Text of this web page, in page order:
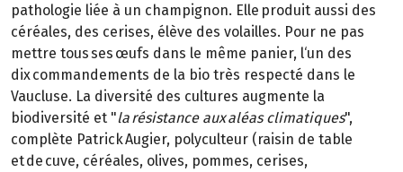
pathologie liée à un champignon. Elle produit aussi des
céréales, des cerises, élève des volailles. Pour ne pas
mettre tous ses œufs dans le même panier, l‘un des
dix commandements de la bio très respecté dans le
Vaucluse. La diversité des cultures augmente la
biodiversité et "la résistance aux aléas climatiques",
complète Patrick Augier, polyculteur (raisin de table
et de cuve, céréales, olives, pommes, cerises,